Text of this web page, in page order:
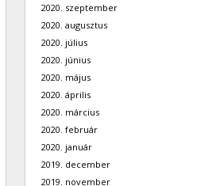
2020. szeptember
2020. augusztus
2020. július
2020. június
2020. május
2020. április
2020. március
2020. február
2020. január
2019. december
2019. november